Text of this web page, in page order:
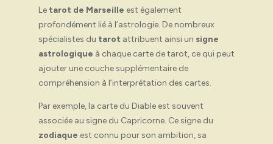
Le tarot de Marseille est également
profondément lié à l’astrologie. De nombreux
spécialistes du tarot attribuent ainsi un signe
astrologique à chaque carte de tarot, ce qui peut
ajouter une couche supplémentaire de
compréhension à l’interprétation des cartes.
Par exemple, la carte du Diable est souvent
associée au signe du Capricorne. Ce signe du
zodiaque est connu pour son ambition, sa